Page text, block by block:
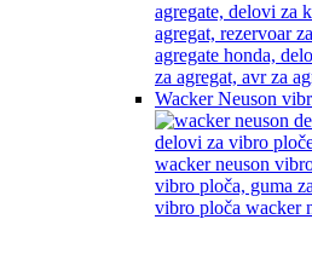
Wacker Neuson